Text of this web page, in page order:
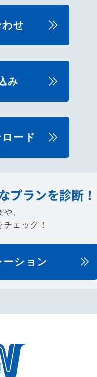
せ
み
ード
プランを診断！
、
ェック！
ション